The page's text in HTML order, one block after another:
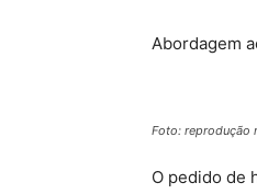
Abordagem
Foto: reprodução
O pedido de